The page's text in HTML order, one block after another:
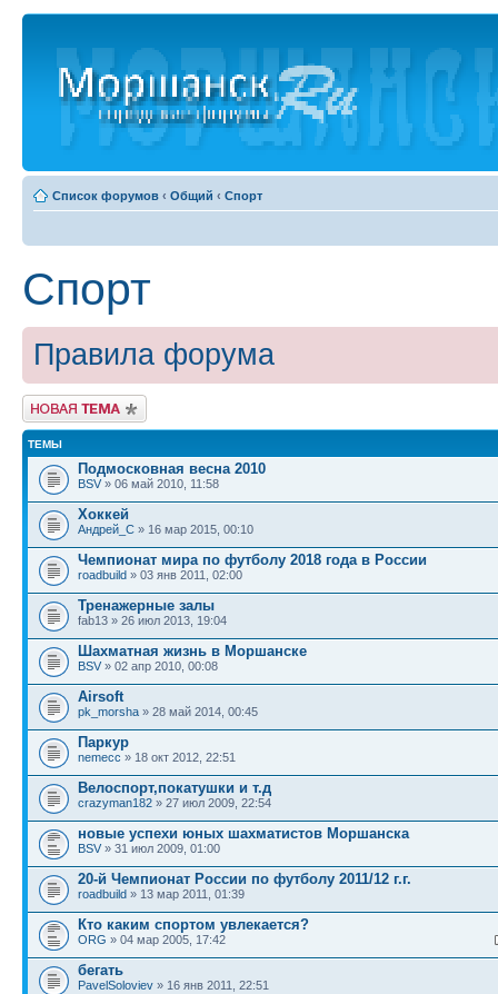
Список форумов ‹ Общий ‹ Спорт
Спорт
Правила форума
Новая тема
ТЕМЫ
Подмосковная весна 2010
BSV » 06 май 2010, 11:58
Хоккей
Андрей_С » 16 мар 2015, 00:10
Чемпионат мира по футболу 2018 года в России
roadbuild » 03 янв 2011, 02:00
Тренажерные залы
fab13 » 26 июл 2013, 19:04
Шахматная жизнь в Моршанске
BSV » 02 апр 2010, 00:08
Airsoft
pk_morsha » 28 май 2014, 00:45
Паркур
nemecc » 18 окт 2012, 22:51
Велоспорт,покатушки и т.д
crazyman182 » 27 июл 2009, 22:54
новые успехи юных шахматистов Моршанска
BSV » 31 июл 2009, 01:00
20-й Чемпионат России по футболу 2011/12 г.г.
roadbuild » 13 мар 2011, 01:39
Кто каким спортом увлекается?
ORG » 04 мар 2005, 17:42
бегать
PavelSoloviev » 16 янв 2011, 22:51